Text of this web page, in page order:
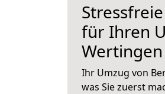
für Ihren
Wertingen
Ihr Umzug von
was Sie zuerst